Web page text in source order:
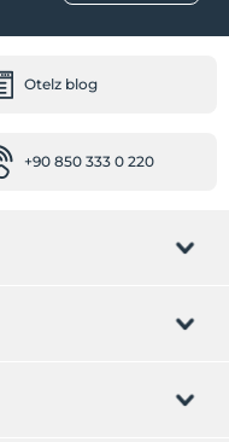
Otelz blog
+90 850 333 0 220